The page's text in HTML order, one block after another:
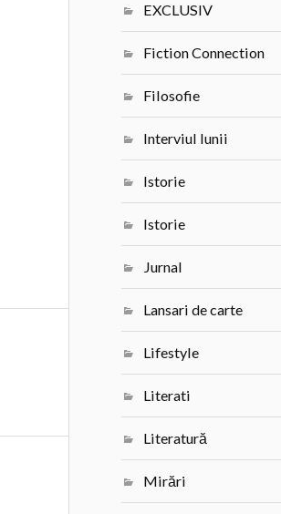
EXCLUSIV
Fiction Connection
Filosofie
Interviul lunii
Istorie
Istorie
Jurnal
Lansari de carte
Lifestyle
Literati
Literatură
Mirări